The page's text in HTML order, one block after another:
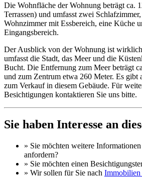
Die Wohnfläche der Wohnung beträgt ca.
Terrassen) und umfasst zwei
Wohnzimmer mit Essbereich, eine Küche
Eingangsbereich.
Der Ausblick von der Wohnung ist
umfasst die Stadt, das Meer und die
Bucht. Die Entfernung zum Meer beträgt
und zum Zentrum etwa 260 Meter. Es gibt
zum Verkauf in diesem Gebäude. Für
Besichtigungen kontaktieren Sie uns bitte.
Sie haben Interesse an
» Sie möchten weitere Informationen
anfordern?
» Sie möchten einen
» Wir sollen für Sie nach